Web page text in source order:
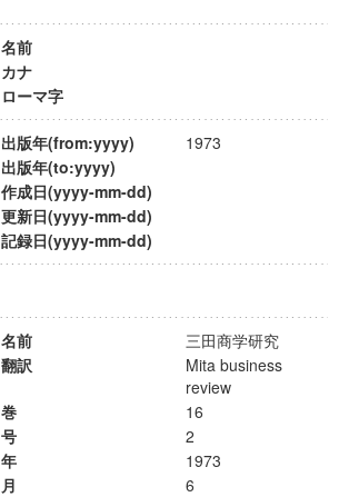
名前
カナ
ローマ字
出版年(from:yyyy)
1973
出版年(to:yyyy)
作成日(yyyy-mm-dd)
更新日(yyyy-mm-dd)
記録日(yyyy-mm-dd)
名前
三田商学研究
翻訳
Mita business
review
巻
16
号
2
年
1973
月
6